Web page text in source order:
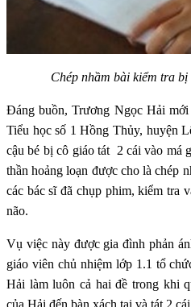
Chép nhầm bài kiểm tra
Đáng buồn, Trương Ngọc Hải
Tiểu học số 1 Hồng Thủy, huyện
cậu bé bị cô giáo tát 2 cái vào má
thần hoảng loạn được cho là chép
các bác sĩ đã chụp phim, kiểm tra
não.
Vụ việc này được gia đình phản
giáo viên chủ nhiệm lớp 1.1 tổ
Hải làm luôn cả hai đề trong khi
của Hải đến bàn xách tai và tát 2